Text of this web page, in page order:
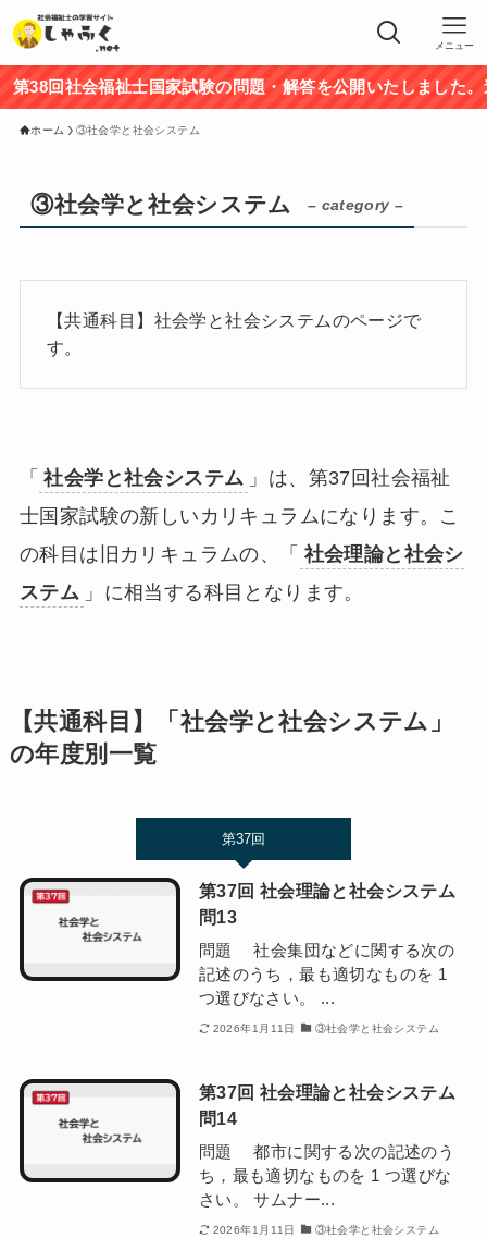
メニュー
回社会福祉士国家試験の問題・解答を公開いたしました。途
ホーム ③社会学と社会システム
③社会学と社会システム – category –
【共通科目】社会学と社会システムのページで
す。
「 社会学と社会システム 」は、第37回社会福祉
士国家試験の新しいカリキュラムになります。こ
の科目は旧カリキュラムの、「 社会理論と社会シ
ステム 」に相当する科目となります。
【共通科目】「社会学と社会システム」
の年度別一覧
第37回
第37回 社会理論と社会システム
問13
問題 社会集団などに関する次の
記述のうち，最も適切なものを 1
つ選びなさい。 ...
2026年1月11日 ③社会学と社会システム
第37回 社会理論と社会システム
問14
問題 都市に関する次の記述のう
ち，最も適切なものを 1 つ選びな
さい。 サムナー...
2026年1月11日 ③社会学と社会システム